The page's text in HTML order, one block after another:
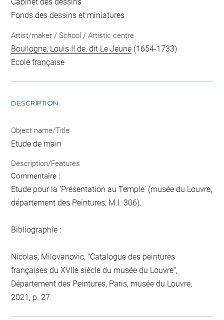
Fonds des dessins et miniatures
Artist/maker / School / Artistic centre
Boullogne, Louis II de, dit Le Jeune (1654-1733)
Ecole française
DESCRIPTION
Object name/Title
Etude de main
Description/Features
Commentaire :
Etude pour la 'Présentation au Temple' (musée du Louvre,
département des Peintures, M.I. 306).
Bibliographie :
Nicolas, Milovanovic, "Catalogue des peintures
françaises du XVIIe siècle du musée du Louvre",
Département des Peintures, Paris, musée du Louvre,
2021, p. 27.